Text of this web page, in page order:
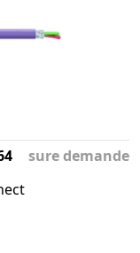
sure demande